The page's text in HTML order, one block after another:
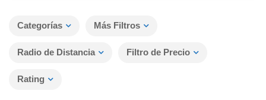
Categorías Más Filtros
Radio de Distancia Filtro de Precio
Rating